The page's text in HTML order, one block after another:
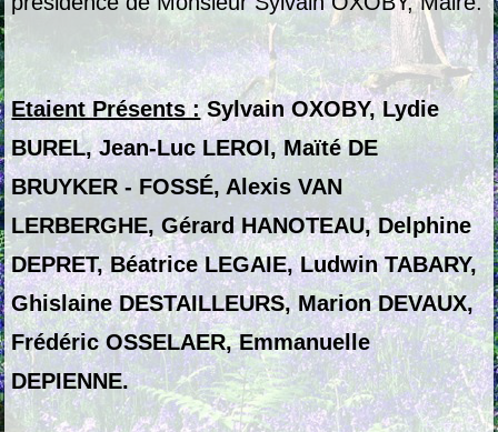
Etaient Présents :Sylvain OXOBY, Lydie
BUREL, Jean-Luc LEROI, Maïté DE
BRUYKER - FOSSÉ, Alexis VAN
LERBERGHE, Gérard HANOTEAU, Delphine
DEPRET, Béatrice LEGAIE, Ludwin TABARY,
Ghislaine DESTAILLEURS, Marion DEVAUX,
Frédéric OSSELAER, Emmanuelle
DEPIENNE.